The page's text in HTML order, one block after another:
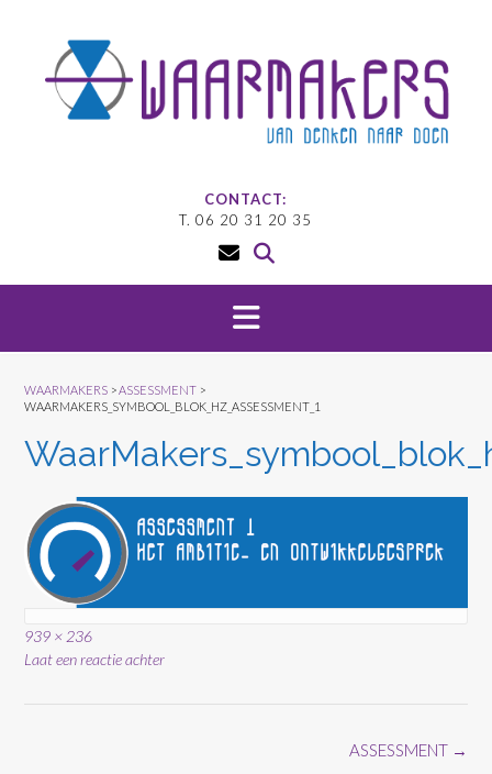
CONTACT:
T. 06 20 31 20 35
WAARMAKERS >ASSESSMENT >
WAARMAKERS_SYMBOOL_BLOK_HZ_ASSESSMENT_1
Volledige
grootte
939 × 236
Laat een reactie achter
ASSESSMENT →